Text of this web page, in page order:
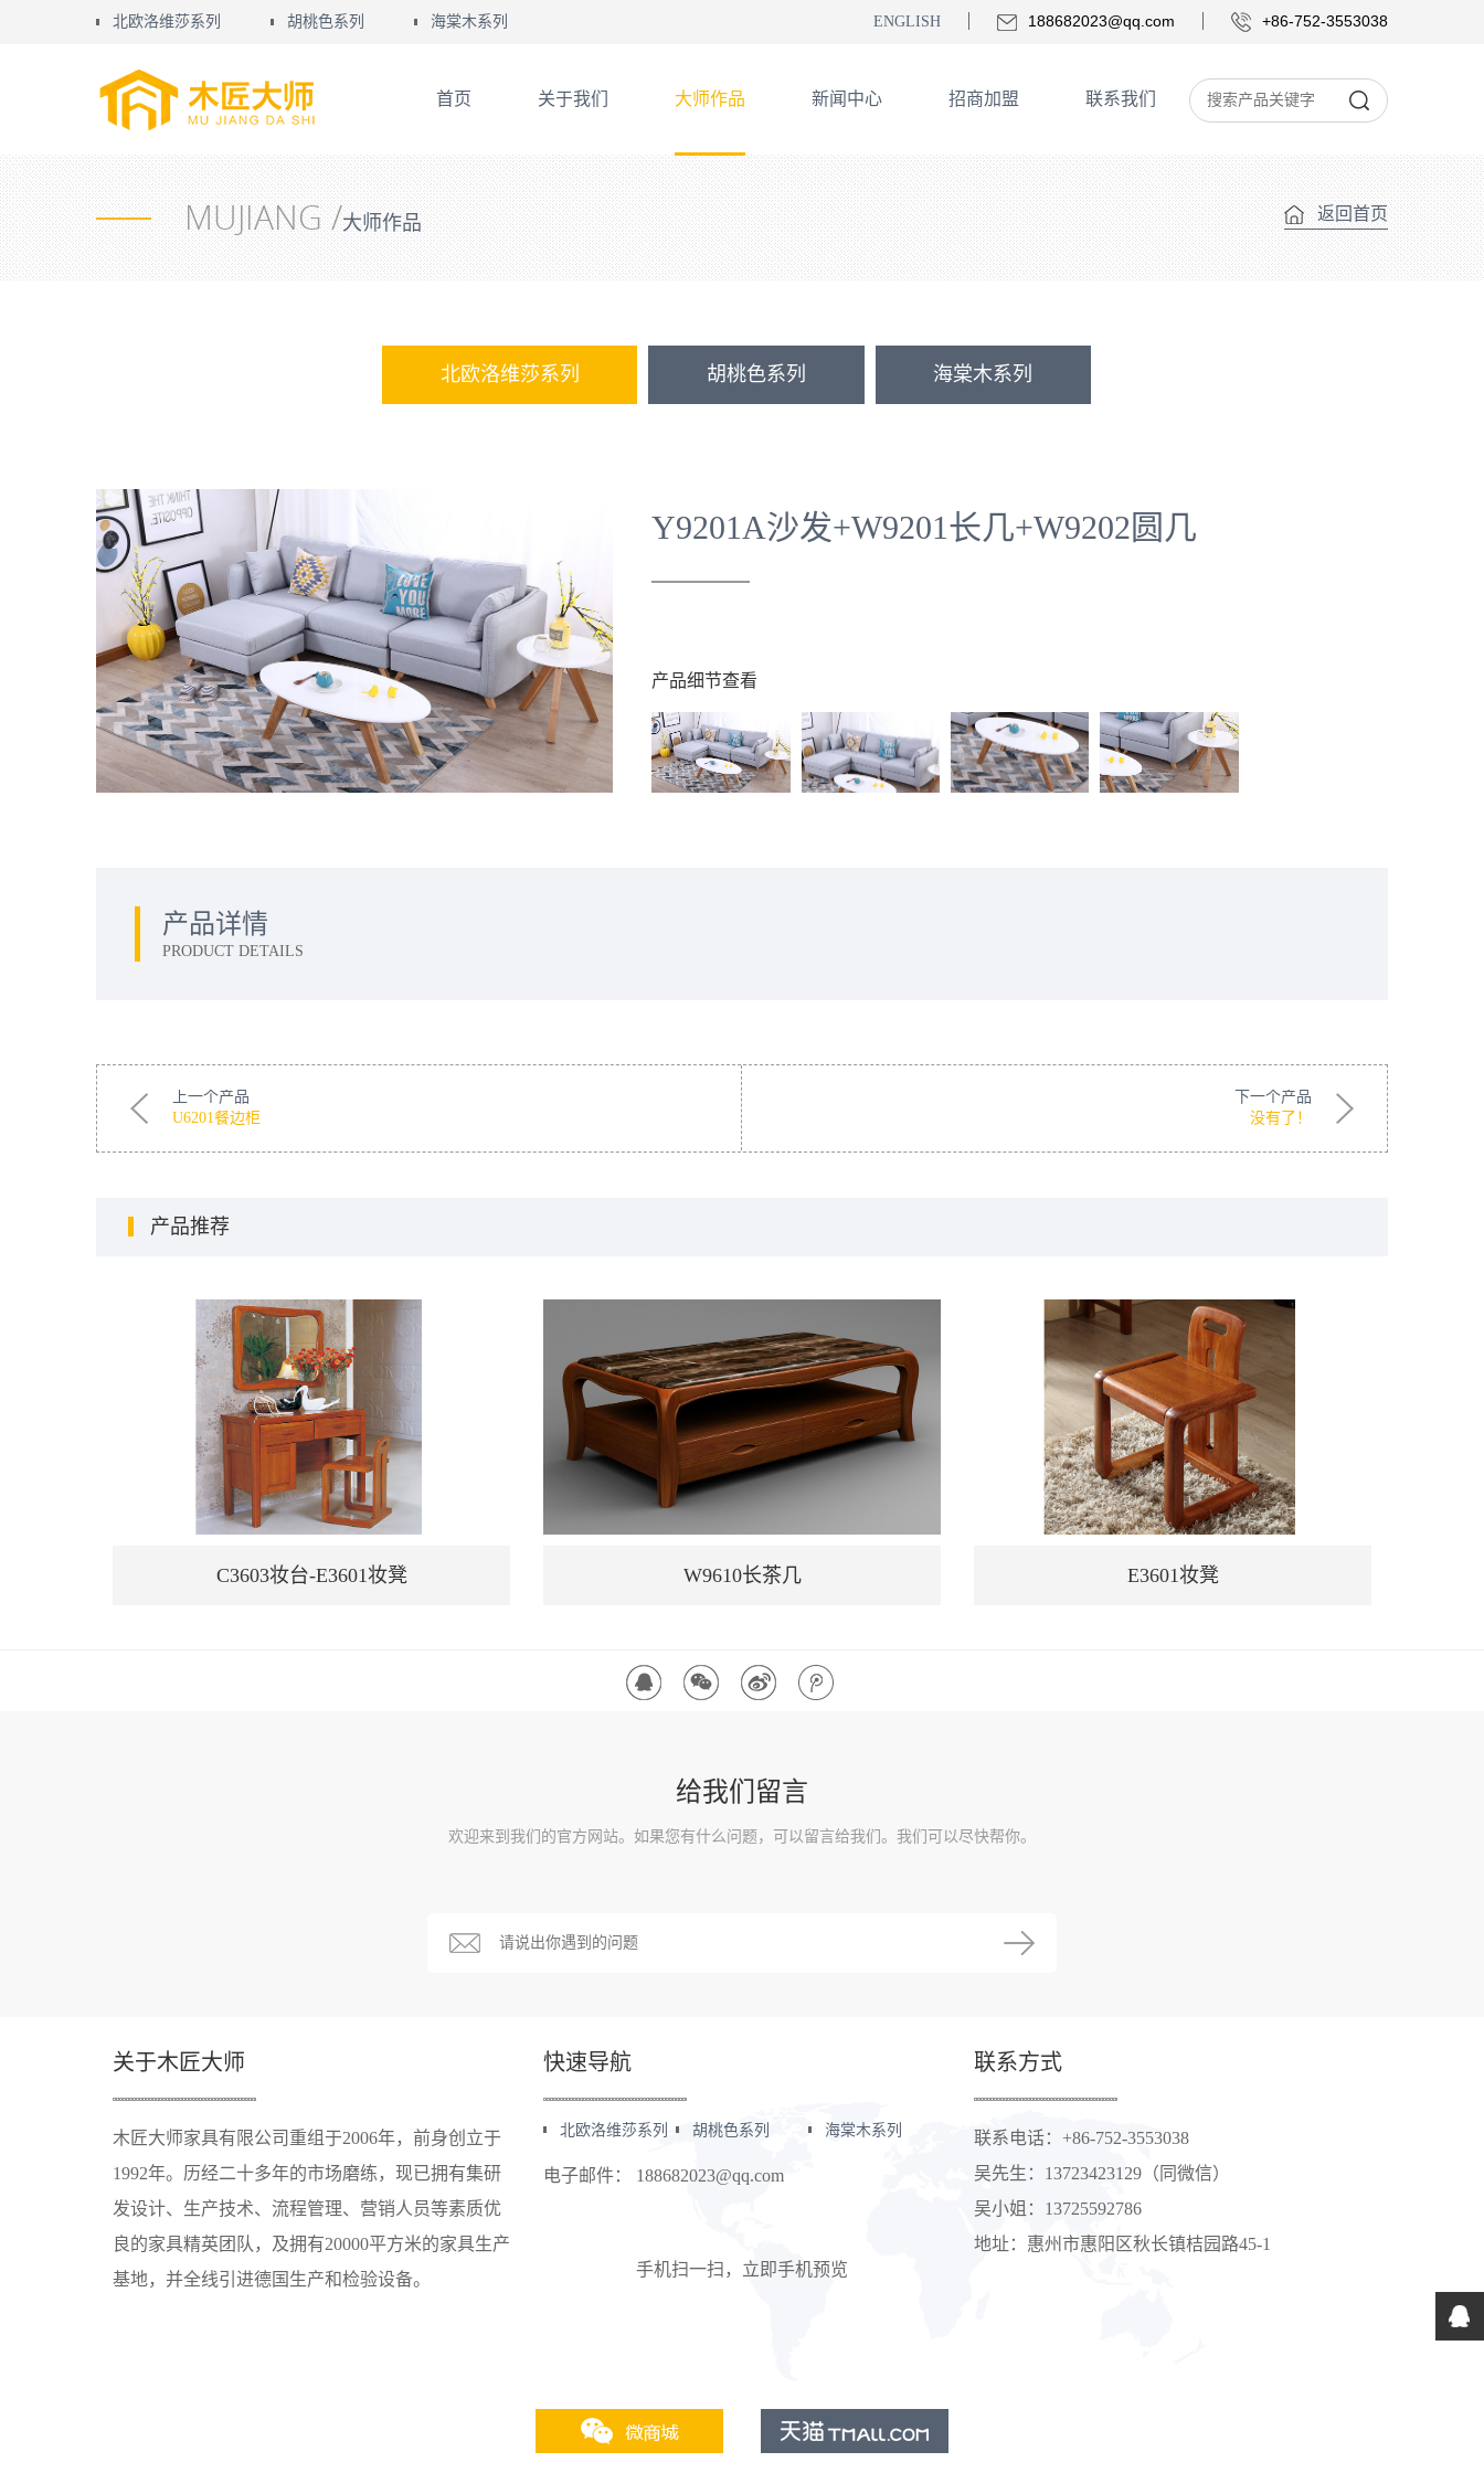
北欧洛维莎系列 胡桃色系列 海棠木系列 ENGLISH 188682023@qq.com +86-752-3553038
首页 关于我们 大师作品 新闻中心 招商加盟 联系我们
MUJIANG /大师作品 返回首页
北欧洛维莎系列 胡桃色系列 海棠木系列
Y9201A沙发+W9201长几+W9202圆几
产品细节查看
产品详情
PRODUCT DETAILS
上一个产品
U6201餐边柜
下一个产品
没有了！
产品推荐
C3603妆台-E3601妆凳 W9610长茶几 E3601妆凳
给我们留言
欢迎来到我们的官方网站。如果您有什么问题，可以留言给我们。我们可以尽快帮你。
关于木匠大师
木匠大师家具有限公司重组于2006年，前身创立于
1992年。历经二十多年的市场磨练，现已拥有集研
发设计、生产技术、流程管理、营销人员等素质优
良的家具精英团队，及拥有20000平方米的家具生产
基地，并全线引进德国生产和检验设备。
快速导航
北欧洛维莎系列 胡桃色系列 海棠木系列
电子邮件： 188682023@qq.com
手机扫一扫，立即手机预览
联系方式
联系电话：+86-752-3553038
吴先生：13723423129（同微信）
吴小姐：13725592786
地址：惠州市惠阳区秋长镇桔园路45-1